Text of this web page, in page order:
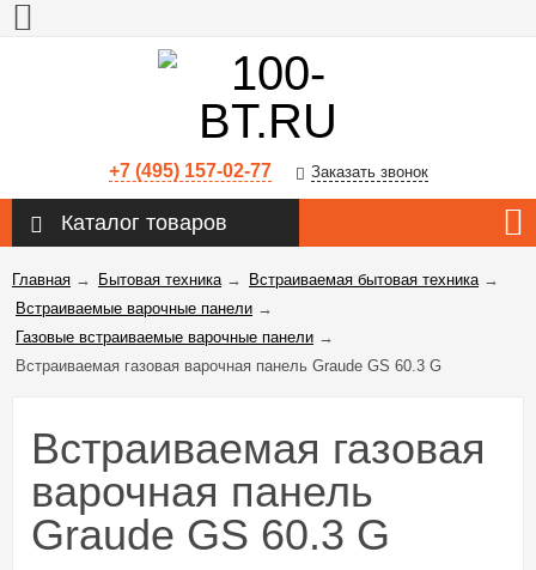
+7 (495) 157-02-77 Заказать звонок
Каталог товаров
Главная → Бытовая техника→ Встраиваемая бытовая техника→
Встраиваемые варочные панели →
Газовые встраиваемые варочные панели →
Встраиваемая газовая варочная панель Graude GS 60.3 G
Встраиваемая газовая
варочная панель
Graude GS 60.3 G